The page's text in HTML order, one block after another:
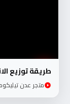
طريقة توزيع
متجر عدن